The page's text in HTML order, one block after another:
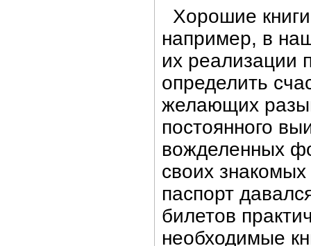
Хорошие
например, в
их реализации
определить
желающих
постоянного
вожделенных
своих
паспорт
билетов
необходимые